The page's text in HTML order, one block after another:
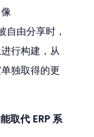
由分享时，
行构建，从
独取得的更
取代 ERP 系